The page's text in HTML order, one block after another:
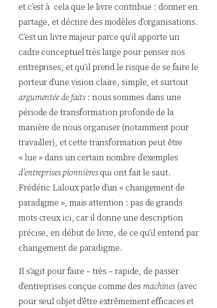
et c’est à cela que le livre contribue : donner en
partage, et décrire des modèles d’organisations.
C’est un livre majeur parce qu’il apporte un
cadre conceptuel très large pour penser nos
entreprises, et qu’il prend le risque de se faire le
porteur d’une vision claire, simple, et surtout
argumentée de faits: nous sommes dans une
période de transformation profonde de la
manière de nous organiser (notamment pour
travailler), et cette transformation peut être
« lue » dans un certain nombre d’exemples
d’entreprises pionnièresqui ont fait le saut.
Frédéric Laloux parle d’un « changement de
paradigme », mais attention : pas de grands
mots creux ici, car il donne une description
précise, en début de livre, de ce qu’il entend par
changement de paradigme.
Il s’agit pour faire – très – rapide, de passer
d’entreprises conçue comme des machines(avec
pour seul objet d’être extrêmement efficaces et